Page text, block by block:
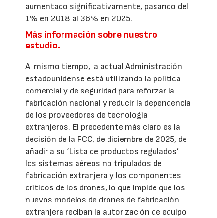
aumentado significativamente, pasando del
1% en 2018 al 36% en 2025.
Más información sobre nuestro
estudio.
Al mismo tiempo, la actual Administración
estadounidense está utilizando la política
comercial y de seguridad para reforzar la
fabricación nacional y reducir la dependencia
de los proveedores de tecnología
extranjeros. El precedente más claro es la
decisión de la FCC, de diciembre de 2025, de
añadir a su ‘Lista de productos regulados’
los sistemas aéreos no tripulados de
fabricación extranjera y los componentes
críticos de los drones, lo que impide que los
nuevos modelos de drones de fabricación
extranjera reciban la autorización de equipo